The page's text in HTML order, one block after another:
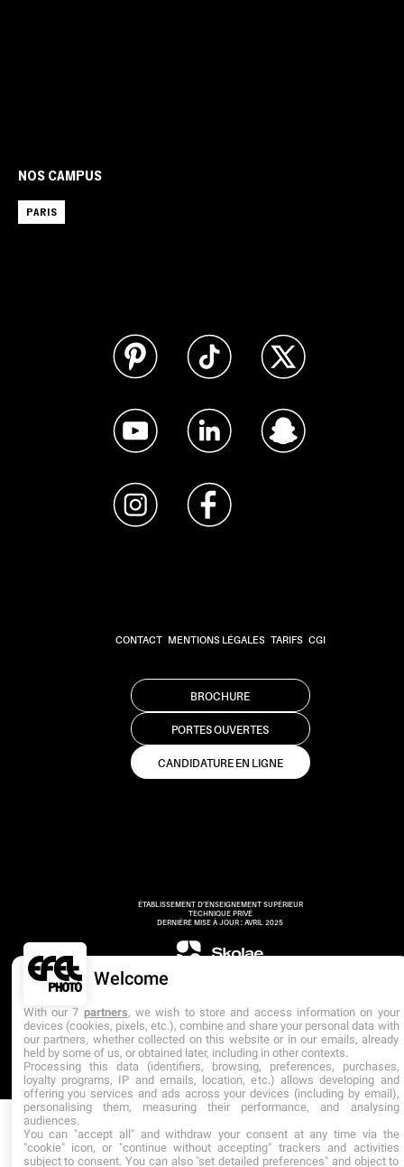
NOS CAMPUS
PARIS
CONTACT MENTIONS LÉGALES TARIFS CGI
CANDIDATURE EN LIGNE
PORTES OUVERTES
BROCHURE
ÉTABLISSEMENT D’ENSEIGNEMENT SUPÉRIEUR
TECHNIQUE PRIVÉ
DERNIÈRE MISE À JOUR : AVRIL 2025
Welcome
With our 7 partners, we wish to store and access information on your
devices (cookies, pixels, etc.), combine and share your personal data with
our partners, whether collected on this website or in our emails, already
held by some of us, or obtained later, including in other contexts.
Processing this data (identifiers, browsing, preferences, purchases,
loyalty programs, IP and emails, location, etc.) allows developing and
offering you services and ads across your devices (including by email),
personalising them, measuring their performance, and analysing
audiences.
You can "accept all" and withdraw your consent at any time via the
"cookie" icon, or "continue without accepting" trackers and activities
subject to consent. You can also "set detailed preferences" and object to